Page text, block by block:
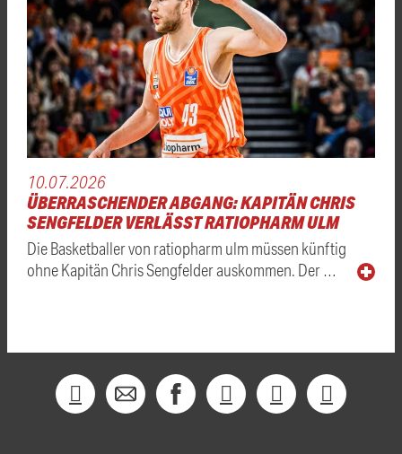
10.07.2026
ÜBERRASCHENDER ABGANG: KAPITÄN CHRIS
SENGFELDER VERLÄSST RATIOPHARM ULM
Die Basketballer von ratiopharm ulm müssen künftig
ohne Kapitän Chris Sengfelder auskommen. Der …